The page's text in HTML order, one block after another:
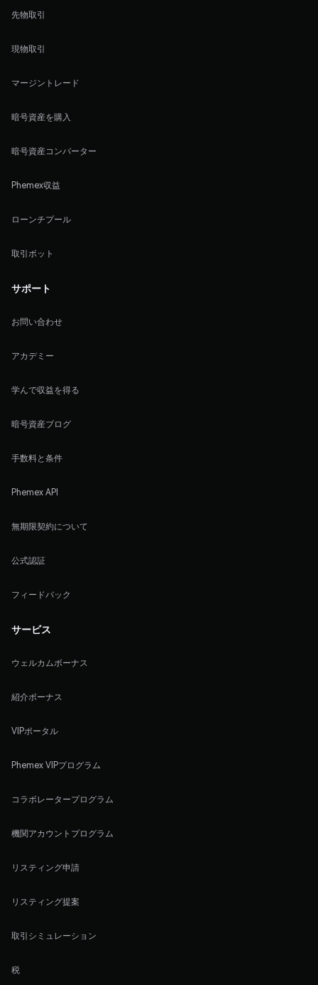
先物取引
現物取引
マージントレード
暗号資産を購入
暗号資産コンバーター
Phemex収益
ローンチプール
取引ボット
サポート
お問い合わせ
アカデミー
学んで収益を得る
暗号資産ブログ
手数料と条件
Phemex API
無期限契約について
公式認証
フィードバック
サービス
ウェルカムボーナス
紹介ボーナス
VIPポータル
Phemex VIPプログラム
コラボレータープログラム
機関アカウントプログラム
リスティング申請
リスティング提案
取引シミュレーション
税